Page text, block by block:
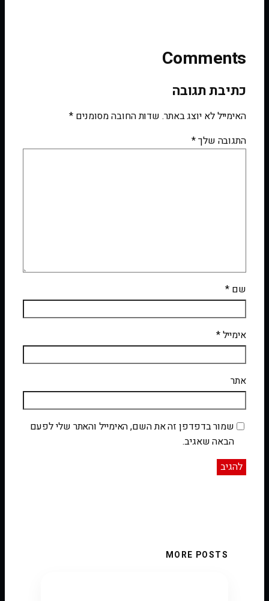
Comments
כתיבת תגובה
האימייל לא יוצג באתר. שדות החובה מסומנים *
התגובה שלך*
שם *
אימייל*
אתר
שמור בדפדפן זה את השם, האימייל והאתר שלי לפעם
הבאה שאגיב.
MORE POSTS